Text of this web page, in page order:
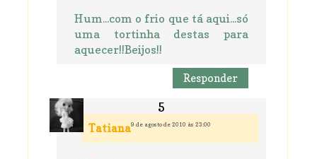
Hum...com o frio que tá aqui...só
uma tortinha destas para
aquecer!!Beijos!!
Responder
Tatiana9 de agosto de 2010 às 23:00